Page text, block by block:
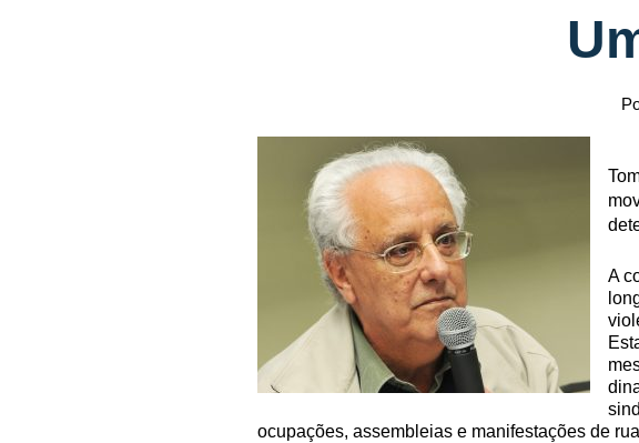
A
ocupações, assembleias e manifestações de